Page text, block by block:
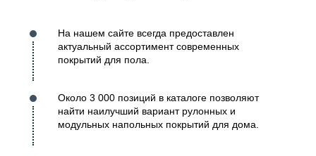
На нашем сайте всегда предоставлен
актуальный ассортимент современных
покрытий для пола.
Около 3 000 позиций в каталоге позволяют
найти наилучший вариант рулонных и
модульных напольных покрытий для дома.